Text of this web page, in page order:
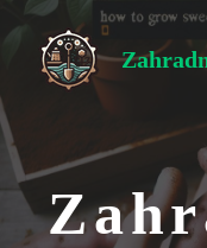
Přeskočit
obsah